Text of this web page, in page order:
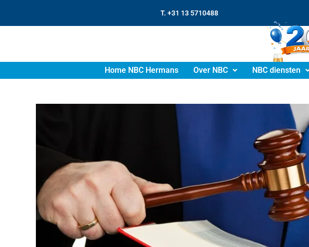
T. +31 13 5710488
Home NBC Hermans Over NBC NBC diensten